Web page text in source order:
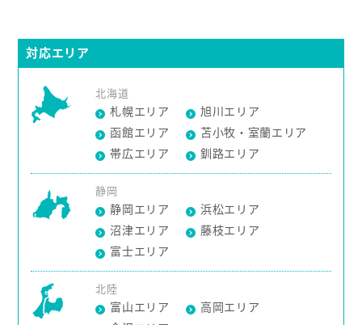
対応エリア
北海道
札幌エリア
旭川エリア
函館エリア
苫小牧・室蘭エリア
帯広エリア
釧路エリア
静岡
静岡エリア
浜松エリア
沼津エリア
藤枝エリア
富士エリア
北陸
富山エリア
高岡エリア